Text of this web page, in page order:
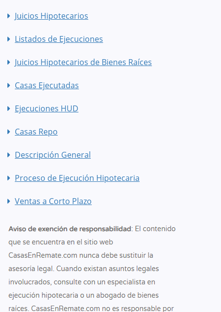
Juicios Hipotecarios
Listados de Ejecuciones
Juicios Hipotecarios de Bienes Raíces
Casas Ejecutadas
Ejecuciones HUD
Casas Repo
Descripción General
Proceso de Ejecución Hipotecaria
Ventas a Corto Plazo